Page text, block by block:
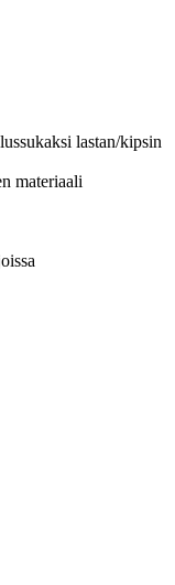
lastan/kipsin
materiaali